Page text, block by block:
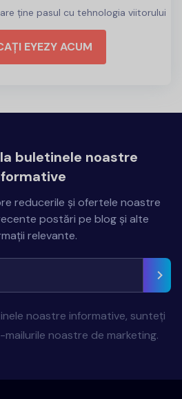
ține pasul cu tehnologia viitorului
EYEZY ACUM
buletinele noastre
reducerile și ofertele noastre
postări pe blog și alte
relevante.
noastre informative, sunteți
noastre de marketing.